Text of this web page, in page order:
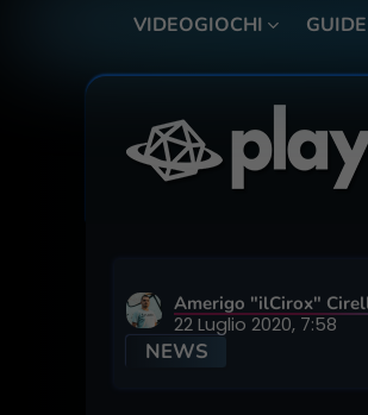
VIDEOGIOCHI GUIDE
Amerigo "ilCirox"
22 Luglio 2020, 7:58
NEWS